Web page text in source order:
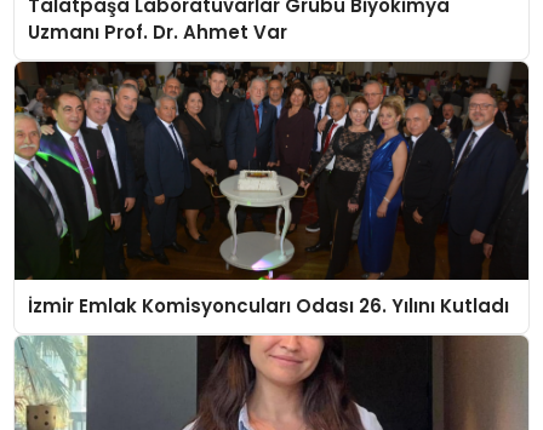
Uzmanı Prof. Dr. Ahmet Var
İzmir Emlak Komisyoncuları Odası 26. Yılını Kutladı